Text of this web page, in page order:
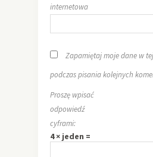
internetowa
Zapamiętaj moje dane w
podczas pisania kolejnych
Proszę wpisać
odpowiedź
cyframi:
4 × jeden =